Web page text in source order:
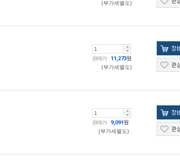
(부가세별도)
판매가 11,273원
(부가세별도)
판매가 9,091원
(부가세별도)